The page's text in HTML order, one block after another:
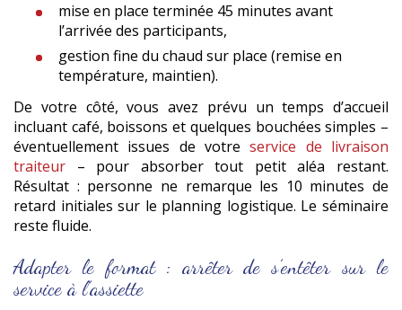
mise en place terminée 45 minutes avant
l’arrivée des participants,
gestion fine du chaud sur place (remise en
température, maintien).
De votre côté, vous avez prévu un temps d’accueil
incluant café, boissons et quelques bouchées simples –
éventuellement issues de votreservice de livraison
traiteur – pour absorber tout petit aléa restant.
Résultat : personne ne remarque les 10 minutes de
retard initiales sur le planning logistique. Le séminaire
reste fluide.
Adapter le format : arrêter de s’entêter sur le
service à l’assiette